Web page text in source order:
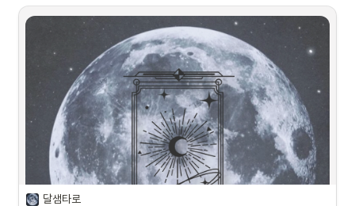
[민조타로]의 신비로운 타로 세계에 오신
것을 환영합니다
목차
달샘타로